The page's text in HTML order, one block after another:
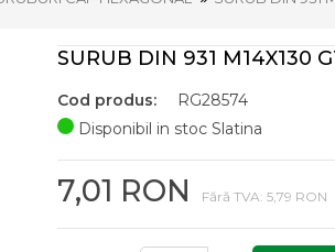
SURUB DIN 931 M14X130
Cod produs:
RG28574
Disponibil in stoc Slatina
7,01 RON Fără TVA: 5,79 RON